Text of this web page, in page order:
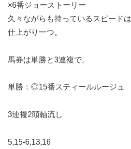
×6番ジョーストーリー
久々ながらも持っているスピードは
仕上がり一つ。
馬券は単勝と3連複で。
単勝：◎15番スティールルージュ
3連複2頭軸流し
5,15-6,13,16